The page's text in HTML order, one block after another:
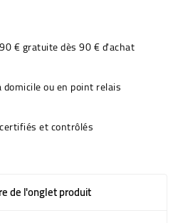
€ gratuite dès 90 € d'achat
domicile ou en point relais
et contrôlés
de l'onglet produit